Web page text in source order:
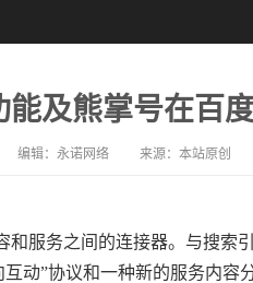
能及熊掌号在百
编辑：永诺网络 来源： 本站原创
服务之间的连接器。与搜索引
动”协议和一种新的服务内容